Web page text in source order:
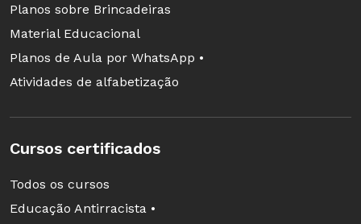
aprendizado, ao proporcionar que o aluno
pense de maneira diferente (já ouviu falar em
fora da caixa ?) e resolver problemas
conectando ideias que, em princípio, parecem
Planos sobre Brincadeiras
Material Educacional
Planos de Aula por WhatsApp •
Atividades de alfabetização
Cursos certificados
Todos os cursos
Educação Antirracista •